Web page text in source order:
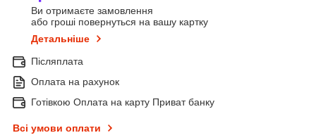
Ви отримаєте замовлення
або гроші повернуться на вашу картку
Детальніше
Післяплата
Оплата на рахунок
Готівкою Оплата на карту Приват банку
Всі умови оплати